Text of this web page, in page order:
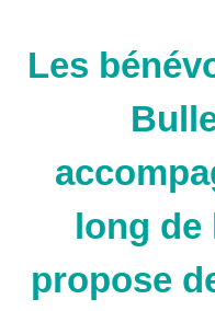
Les
long de
propose